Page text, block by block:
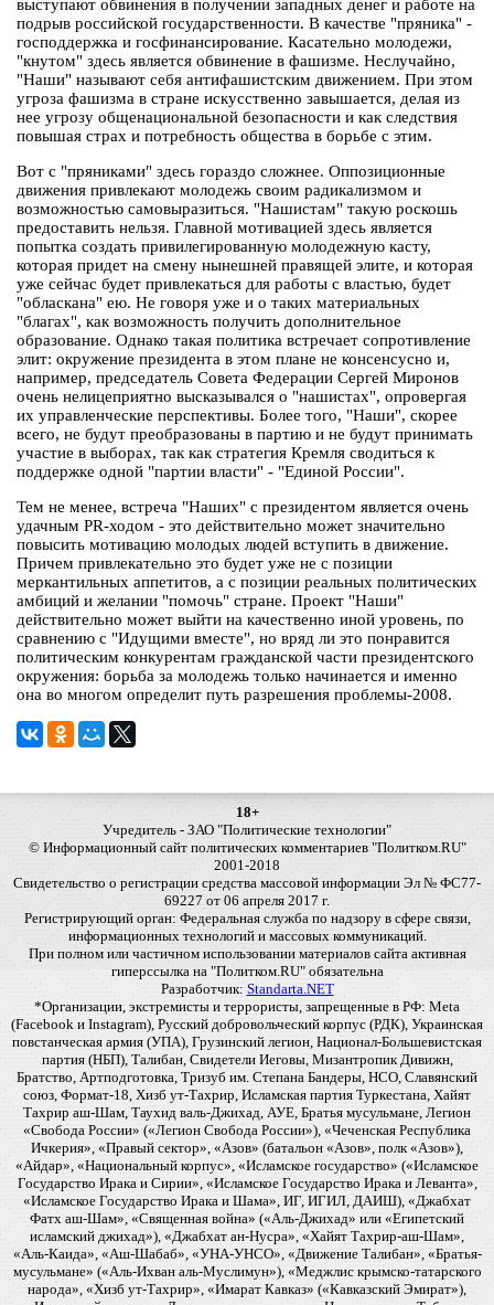
выступают обвинения в получении западных денег и работе на
подрыв российской государственности. В качестве "пряника" -
господдержка и госфинансирование. Касательно молодежи,
"кнутом" здесь является обвинение в фашизме. Неслучайно,
"Наши" называют себя антифашистским движением. При этом
угроза фашизма в стране искусственно завышается, делая из
нее угрозу общенациональной безопасности и как следствия
повышая страх и потребность общества в борьбе с этим.
Вот с "пряниками" здесь гораздо сложнее. Оппозиционные
движения привлекают молодежь своим радикализмом и
возможностью самовыразиться. "Нашистам" такую роскошь
предоставить нельзя. Главной мотивацией здесь является
попытка создать привилегированную молодежную касту,
которая придет на смену нынешней правящей элите, и которая
уже сейчас будет привлекаться для работы с властью, будет
"обласкана" ею. Не говоря уже и о таких материальных
"благах", как возможность получить дополнительное
образование. Однако такая политика встречает сопротивление
элит: окружение президента в этом плане не консенсусно и,
например, председатель Совета Федерации Сергей Миронов
очень нелицеприятно высказывался о "нашистах", опровергая
их управленческие перспективы. Более того, "Наши", скорее
всего, не будут преобразованы в партию и не будут принимать
участие в выборах, так как стратегия Кремля сводиться к
поддержке одной "партии власти" - "Единой России".
Тем не менее, встреча "Наших" с президентом является очень
удачным PR-ходом - это действительно может значительно
повысить мотивацию молодых людей вступить в движение.
Причем привлекательно это будет уже не с позиции
меркантильных аппетитов, а с позиции реальных политических
амбиций и желании "помочь" стране. Проект "Наши"
действительно может выйти на качественно иной уровень, по
сравнению с "Идущими вместе", но вряд ли это понравится
политическим конкурентам гражданской части президентского
окружения: борьба за молодежь только начинается и именно
она во многом определит путь разрешения проблемы-2008.
18+
Учредитель - ЗАО "Политические технологии"
© Информационный сайт политических комментариев "Политком.RU"
2001-2018
Свидетельство о регистрации средства массовой информации Эл № ФС77-
69227 от 06 апреля 2017 г.
Регистрирующий орган: Федеральная служба по надзору в сфере связи,
информационных технологий и массовых коммуникаций.
При полном или частичном использовании материалов сайта активная
гиперссылка на "Политком.RU" обязательна
Разработчик: Standarta.NET
*Организации, экстремисты и террористы, запрещенные в РФ: Meta
(Facebook и Instagram), Русский добровольческий корпус (РДК), Украинская
повстанческая армия (УПА), Грузинский легион, Национал-Большевистская
партия (НБП), Талибан, Свидетели Иеговы, Мизантропик Дивижн,
Братство, Артподготовка, Тризуб им. Степана Бандеры, НСО, Славянский
союз, Формат-18, Хизб ут-Тахрир, Исламская партия Туркестана, Хайят
Тахрир аш-Шам, Таухид валь-Джихад, АУЕ, Братья мусульмане, Легион
«Свобода России» («Легион Свобода России»), «Чеченская Республика
Ичкерия», «Правый сектор», «Азов» (батальон «Азов», полк «Азов»),
«Айдар», «Национальный корпус», «Исламское государство» («Исламское
Государство Ирака и Сирии», «Исламское Государство Ирака и Леванта»,
«Исламское Государство Ирака и Шама», ИГ, ИГИЛ, ДАИШ), «Джабхат
Фатх аш-Шам», «Священная война» («Аль-Джихад» или «Египетский
исламский джихад»), «Джабхат ан-Нусра», «Хайят Тахрир-аш-Шам»,
«Аль-Каида», «Аш-Шабаб», «УНА-УНСО», «Движение Талибан», «Братья-
мусульмане» («Аль-Ихван аль-Муслимун»), «Меджлис крымско-татарского
народа», «Хизб ут-Тахрир», «Имарат Кавказ» («Кавказский Эмират»),